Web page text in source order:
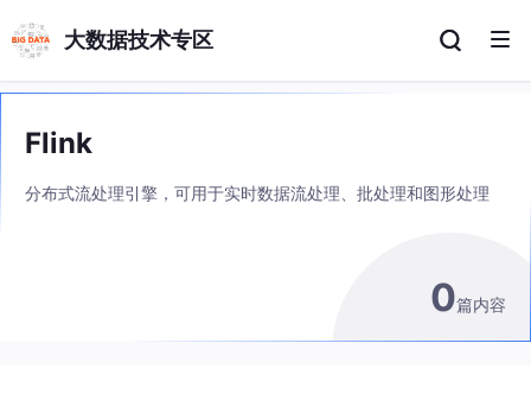
大数据技术专区
Flink
分布式流处理引擎，可用于实时数据流处理、批处理和图形处理
0篇内容